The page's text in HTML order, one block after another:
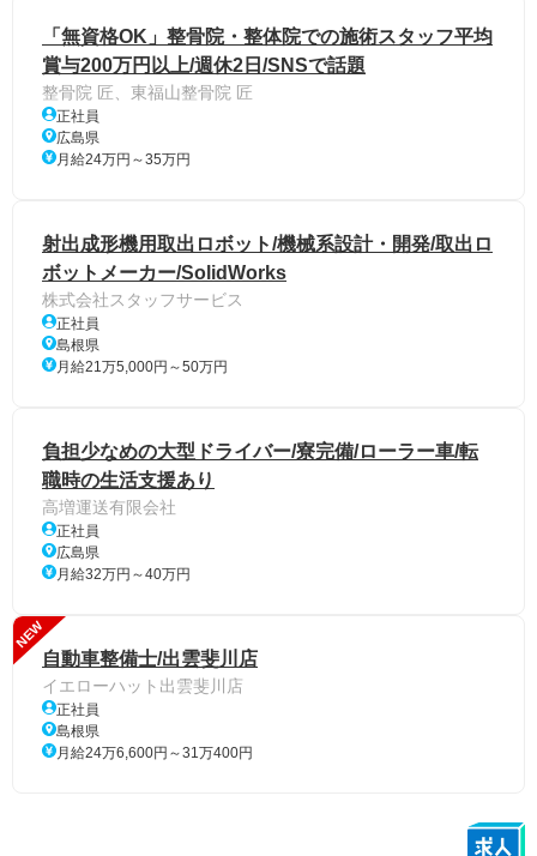
「無資格OK」整骨院・整体院での施術スタッフ平均
賞与200万円以上/週休2日/SNSで話題
整骨院 匠、東福山整骨院 匠
正社員
広島県
月給24万円～35万円
射出成形機用取出ロボット/機械系設計・開発/取出ロ
ボットメーカー/SolidWorks
株式会社スタッフサービス
正社員
島根県
月給21万5,000円～50万円
負担少なめの大型ドライバー/寮完備/ローラー車/転
職時の生活支援あり
高増運送有限会社
正社員
広島県
月給32万円～40万円
NEW
自動車整備士/出雲斐川店
イエローハット出雲斐川店
正社員
島根県
月給24万6,600円～31万400円